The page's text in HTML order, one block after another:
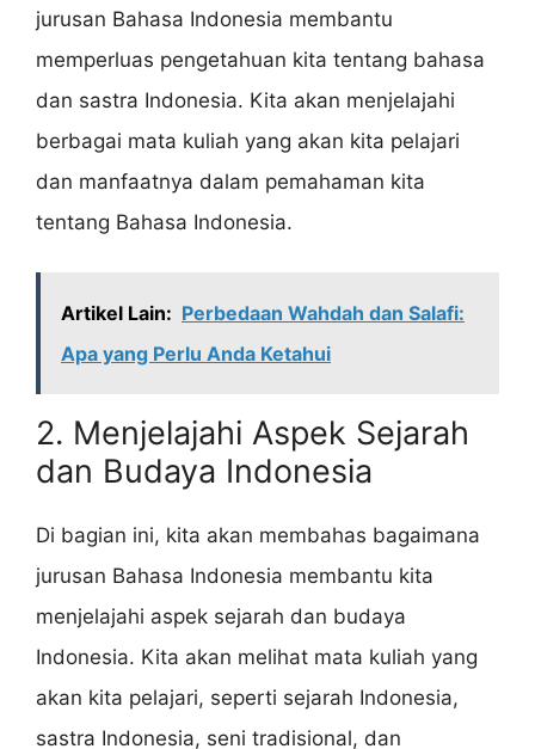
jurusan Bahasa Indonesia membantu
memperluas pengetahuan kita tentang bahasa
dan sastra Indonesia. Kita akan menjelajahi
berbagai mata kuliah yang akan kita pelajari
dan manfaatnya dalam pemahaman kita
tentang Bahasa Indonesia.
Artikel Lain: Perbedaan Wahdah dan Salafi:
Apa yang Perlu Anda Ketahui
2. Menjelajahi Aspek Sejarah
dan Budaya Indonesia
Di bagian ini, kita akan membahas bagaimana
jurusan Bahasa Indonesia membantu kita
menjelajahi aspek sejarah dan budaya
Indonesia. Kita akan melihat mata kuliah yang
akan kita pelajari, seperti sejarah Indonesia,
sastra Indonesia, seni tradisional, dan